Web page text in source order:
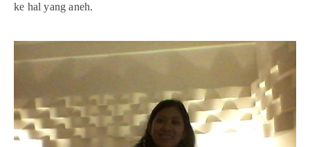
ke hal yang aneh.